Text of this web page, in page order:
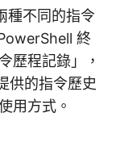
種不同的指令
終
歷程記錄」，
供的指令歷史
用方式。